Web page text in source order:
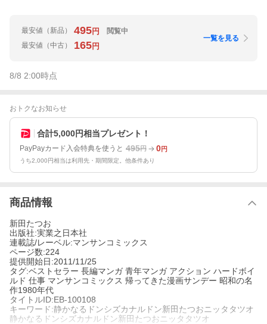
最安値 （新品） 495円
閲覧中
最安値 （中古） 165円
一覧を見る
8/8 2:00時点
おトクなお知らせ
合計5,000円相当プレゼント！
PayPayカード入会特典を使うと 495円 0円
うち2,000円相当は利用先・期間限定。他条件あり
商品情報
新田たつお
出版社:実業之日本社
連載誌/レーベル:マンサンコミックス
ページ数:224
提供開始日:2011/11/25
タグ:ベストセラー 長編マンガ 青年マンガ アクション ハードボイ
ルド 仕事 マンサンコミックス 帰ってきた漫画サンデー 昭和の名
作1980年代
タイトルID:EB-100108
キーワード:静かなるドンシズカナルドン新田たつおニッタタツオ
静かなるドンシズカナルドン新田たつおニッタタツオ